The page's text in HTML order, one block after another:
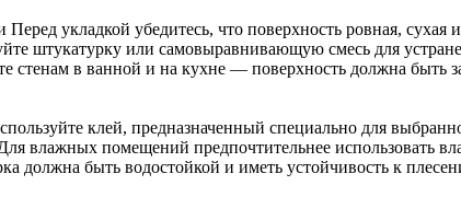
Перед укладкой убедитесь, что поверхность ровная, сухая
штукатурку или самовыравнивающую смесь для
стенам в ванной и на кухне — поверхность должна быть
клей, предназначенный специально для
влажных помещений предпочтительнее использовать
должна быть водостойкой и иметь устойчивость к